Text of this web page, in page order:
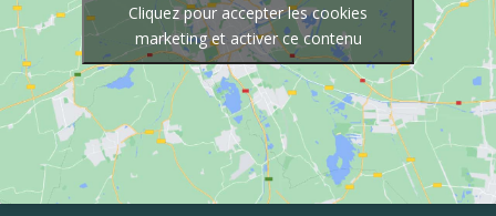
Cliquez pour accepter les cookies
marketing et activer ce contenu